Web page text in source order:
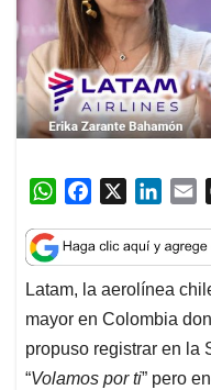
W
a
t
s
A
p
p
c
e
b
o
o
k
n
k
e
d
I
n
a
i
l
Latam, la aerolínea
mayor en Colombia
propuso registrar en la
“Volamos por ti” pero